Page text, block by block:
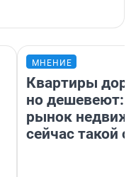
МНЕНИЕ
Квартиры
но дешевеют:
рынок
сейчас такой